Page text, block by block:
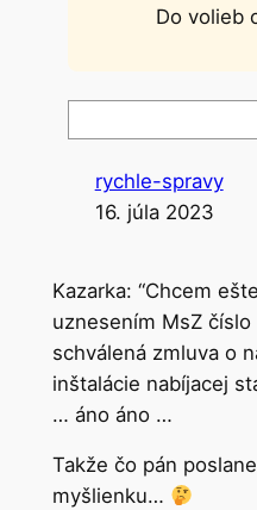
Do volieb
ľ
rychle-spravy
16. júla 2023
Kazarka: “Chcem
uznesením MsZ
schválená zmluva o
inštalácie nabíjacej
… áno áno …
Takže čo pán
myšlienku…